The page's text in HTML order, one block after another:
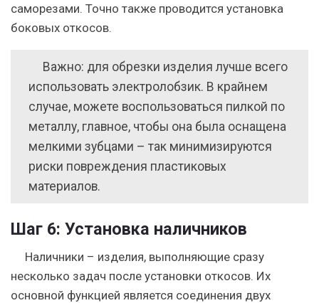
саморезами. Точно также проводится установка
боковых откосов.
Важно: для обрезки изделия лучше всего
использовать электролобзик. В крайнем
случае, можете воспользоваться пилкой по
металлу, главное, чтобы она была оснащена
мелкими зубцами – так минимизируются
риски повреждения пластиковых
материалов.
Шаг 6: Установка наличников
Наличники – изделия, выполняющие сразу
несколько задач после установки откосов. Их
основной функцией является соединения двух